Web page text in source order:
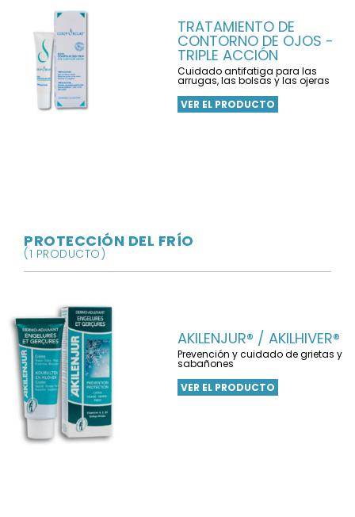
TRATAMIENTO DE
CONTORNO DE OJOS -
TRIPLE ACCIÓN
Cuidado antifatiga para las
arrugas, las bolsas y las ojeras
VER EL PRODUCTO
PROTECCIÓN DEL FRÍO
(1 PRODUCTO)
AKILENJUR® / AKILHIVER®
Prevención y cuidado de grietas y
sabañones
VER EL PRODUCTO